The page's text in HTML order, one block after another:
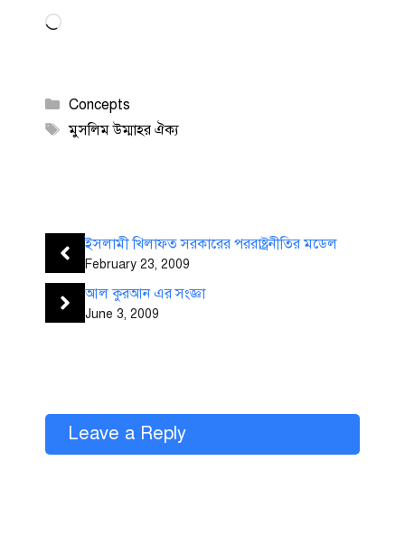
Loading…
Categories
Concepts
Tags
মুসলিম উম্মাহর ঐক্য
ইসলামী খিলাফত সরকারের পররাষ্ট্রনীতির মডেল
February 23, 2009
আল কুরআন এর সংজ্ঞা
June 3, 2009
Leave a Reply